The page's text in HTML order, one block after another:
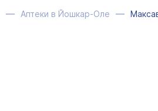
Аптеки в Йошкар-Оле